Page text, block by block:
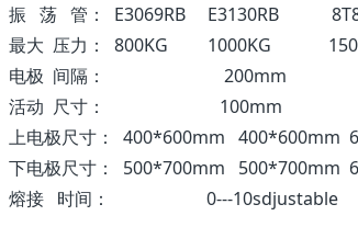
振 荡 管： E3069RB E3130RB
最大 压力： 800KG 1000KG
电极 间隔： 200mm
活动 尺寸： 100mm
上电极尺寸： 400*600mm 400*600mm
下电极尺寸： 500*700mm 500*700mm
熔接 时间： 0---10sdjustable